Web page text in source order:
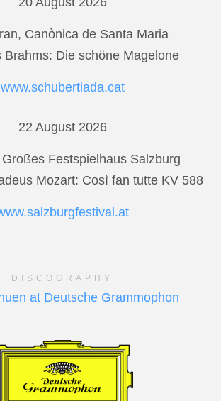
Canònica de Santa Maria
Brahms: Die schöne Magelone
www.schubertiada.cat
22 August 2026
Festspielhaus Salzburg
Mozart: Così fan tutte KV 588
DISCOGRAPHY
at Deutsche Grammophon